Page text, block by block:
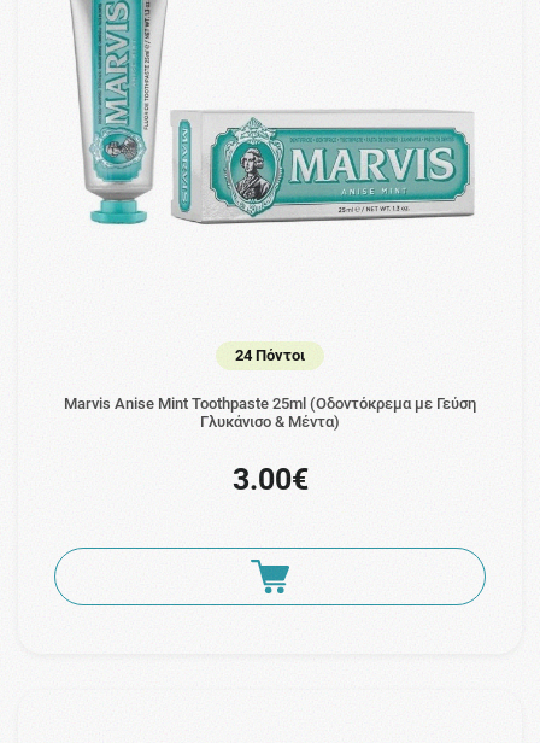
24 Πόντοι
Marvis Anise Mint Toothpaste 25ml (Οδοντόκρεμα με Γεύση
Γλυκάνισο & Μέντα)
3.00€